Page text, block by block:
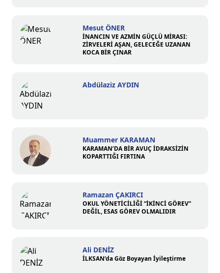
Mesut ÖNER
İNANCIN VE AZMİN GÜÇLÜ MİRASI:
ZİRVELERİ AŞAN, GELECEĞE UZANAN
KOCA BİR ÇINAR
Abdülaziz AYDIN
Muammer KARAMAN
KARAMAN’DA BİR AVUÇ İDRAKSİZİN
KOPARTTIĞI FIRTINA
Ramazan ÇAKIRCI
OKUL YÖNETİCİLİĞİ “İKİNCİ GÖREV”
DEĞİL, ESAS GÖREV OLMALIDIR
Ali DENİZ
İLKSAN’da Göz Boyayan İyileştirme